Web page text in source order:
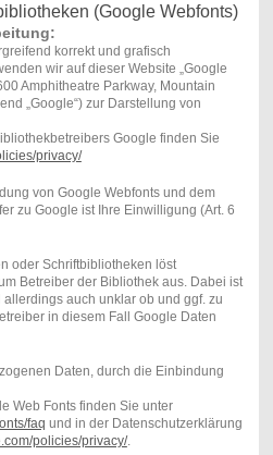
(Google Webfonts)
korrekt und grafisch
wir auf dieser Website „Google
Amphitheatre Parkway, Mountain
„Google“) zur Darstellung von
Google finden Sie
privacy/
von Google Webfonts und dem
zu Google ist Ihre Einwilligung (Art. 6
oder Schriftbibliotheken löst
Betreiber der Bibliothek aus. Dabei ist
auch unklar ob und ggf. zu
in diesem Fall Google Daten
Daten, durch die Einbindung
Web Fonts finden Sie unter
faq und in der Datenschutzerklärung
policies/privacy/.